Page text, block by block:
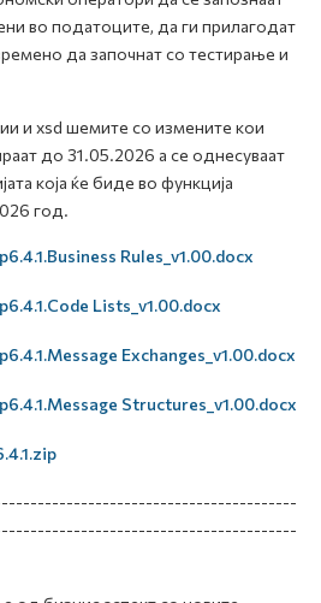
во податоците, да ги прилагодат
да започнат со тестирање и
и xsd шемите со измените кои
до 31.05.2026 а се однесуваат
која ќе биде во функција
год.
Rules_v1.00.docx
Lists_v1.00.docx
Exchanges_v1.00.docx
Structures_v1.00.docx